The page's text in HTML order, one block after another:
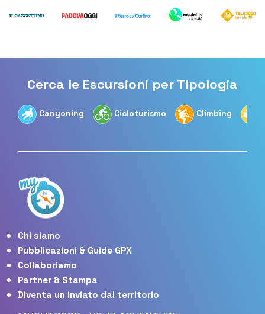
Cerca le Escursioni per Tipologia
Canyoning Cicloturismo Climbing
Chi siamo
Pubblicazioni & Guide GPX
Collaboriamo
Partner & Stampa
Diventa un inviato dal territorio